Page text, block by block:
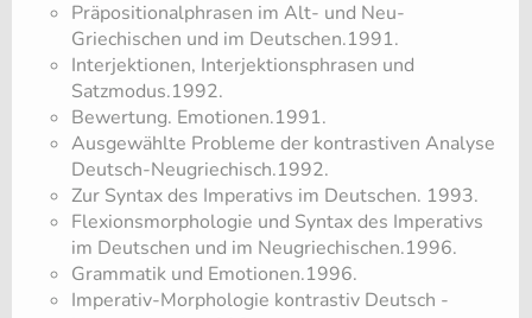
Präpositionalphrasen im Alt- und Neu-
Griechischen und im Deutschen.1991.
Interjektionen, Interjektionsphrasen und
Satzmodus.1992.
Bewertung. Emotionen.1991.
Ausgewählte Probleme der kontrastiven Analyse
Deutsch-Neugriechisch.1992.
Zur Syntax des Imperativs im Deutschen. 1993.
Flexionsmorphologie und Syntax des Imperativs
im Deutschen und im Neugriechischen.1996.
Grammatik und Emotionen.1996.
Imperativ-Morphologie kontrastiv Deutsch -